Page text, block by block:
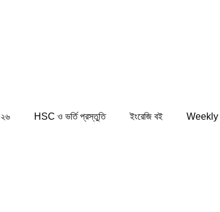
HSC ও ভর্তি প্রস্তুতি ইংরেজি বই